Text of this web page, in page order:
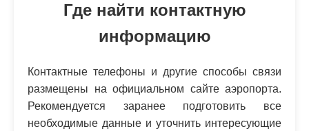
Где найти контактную
информацию
Контактные телефоны и другие способы связи
размещены на официальном сайте аэропорта.
Рекомендуется заранее подготовить все
необходимые данные и уточнить интересующие